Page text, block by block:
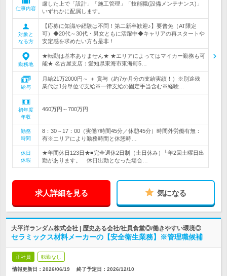
仕事内容
慮した上で「設計」「施工管理」「技能職(設備メンテナンス)」
いずれかに配属します。
対象と
なる方
【応募に知識や経験は不問！第二新卒歓迎♪】要普免（AT限定
可）◆20代～30代・男女ともに活躍中◆キャリアの再スタートや
安定感を求めたい方も是非！
勤務地
★転勤は基本ありません★ ★エリアによってはマイカー勤務も可
能★ 名古屋支店：愛知県東海市東海町5…
給与
月給21万2000円～ ＋ 賞与（約7か月分の支給実績！）※別途残
業代は1分単位で支給※一律支給の固定手当含む※経験…
初年度
年収
460万円～700万円
勤務
時間
8：30～17：00（実働7時間45分／休憩45分）時間外労働有無：
有※エリアにより勤務時間と休憩時…
休日
休暇
★年間休日123日★■完全週休2日制（土日休み）└年2回土曜日出
勤があります。 休日出勤となった場合…
求人詳細を見る 気になる
大平洋ランダム株式会社 | 歴史ある会社/社員食堂◎/働きやすい環境◎
セラミックス材料メーカーの【安全衛生業務】※管理職候補
正社員 転勤なし
情報更新日：2026/06/19 終了予定日： 2026/12/10